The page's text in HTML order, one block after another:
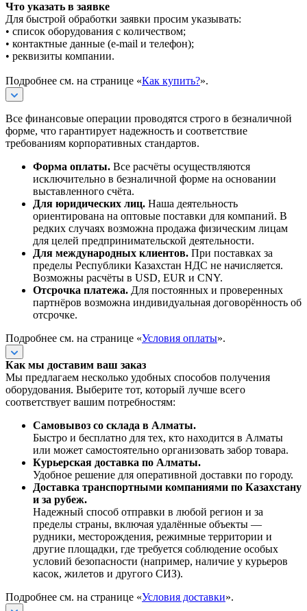
Что указать в заявке
Для быстрой обработки заявки просим указывать:
• список оборудования с количеством;
• контактные данные (e-mail и телефон);
• реквизиты компании.
Подробнее см. на странице «Как купить?».
Все финансовые операции проводятся строго в безналичной
форме, что гарантирует надежность и соответствие
требованиям корпоративных стандартов.
Форма оплаты. Все расчёты осуществляются
исключительно в безналичной форме на основании
выставленного счёта.
Для юридических лиц. Наша деятельность
ориентирована на оптовые поставки для компаний. В
редких случаях возможна продажа физическим лицам
для целей предпринимательской деятельности.
Для международных клиентов. При поставках за
пределы Республики Казахстан НДС не начисляется.
Возможны расчёты в USD, EUR и CNY.
Отсрочка платежа. Для постоянных и проверенных
партнёров возможна индивидуальная договорённость об
отсрочке.
Подробнее см. на странице «Условия оплаты».
Как мы доставим ваш заказ
Мы предлагаем несколько удобных способов получения
оборудования. Выберите тот, который лучше всего
соответствует вашим потребностям:
Самовывоз со склада в Алматы.
Быстро и бесплатно для тех, кто находится в Алматы
или может самостоятельно организовать забор товара.
Курьерская доставка по Алматы.
Удобное решение для оперативной доставки по городу.
Доставка транспортными компаниями по Казахстану
и за рубеж.
Надежный способ отправки в любой регион и за
пределы страны, включая удалённые объекты —
рудники, месторождения, режимные территории и
другие площадки, где требуется соблюдение особых
условий безопасности (например, наличие у курьеров
касок, жилетов и другого СИЗ).
Подробнее см. на странице «Условия доставки».